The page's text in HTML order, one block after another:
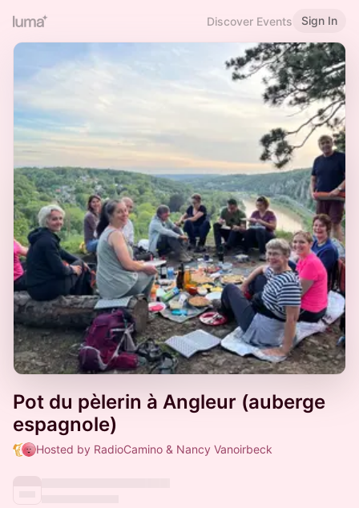
Discover Events Sign In
Pot du pèlerin à Angleur (auberge
espagnole)
Hosted by RadioCamino & Nancy Vanoirbeck